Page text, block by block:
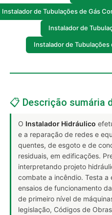
Instalador de Tubulações de Gás
Instalador de
Instalador de Tubulações
📋 Descrição sumária
O Instalador Hidráulico
e a reparação de redes e
quentes, de esgoto e de
residuais, em edificações.
interpretando projeto
combate a incêndio. Testa a
ensaios de funcionamento
de primeiro nível de
legislação, Códigos de